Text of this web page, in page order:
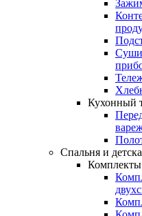
Кухонный
Спальня и
Комплекты